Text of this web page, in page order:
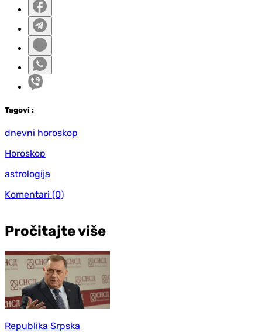
Tagovi :
dnevni horoskop
Horoskop
astrologija
Komentari (0)
Pročitajte više
Republika Srpska